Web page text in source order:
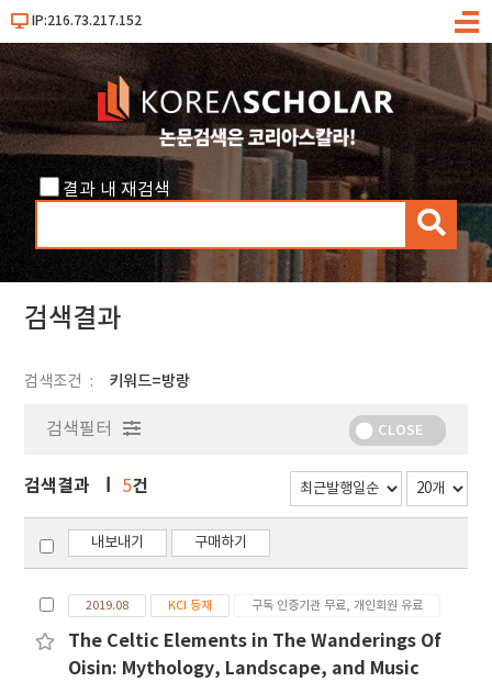
IP:216.73.217.152
메
결과 내 재검색
검
색
검색결과
검색조건 키워드=방랑
검색필터 CLOSE
검색결과 5건
내보내기 구매하기
2019.08 KCI 등재 구독 인증기관 무료, 개인회원 유료
The Celtic Elements in The Wanderings Of
Oisin: Mythology, Landscape, and Music